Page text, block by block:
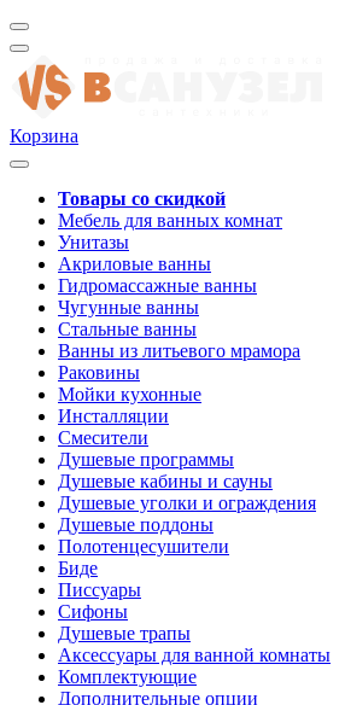
Корзина
Товары со скидкой
Мебель для ванных комнат
Унитазы
Акриловые ванны
Гидромассажные ванны
Чугунные ванны
Стальные ванны
Ванны из литьевого мрамора
Раковины
Мойки кухонные
Инсталляции
Смесители
Душевые программы
Душевые кабины и сауны
Душевые уголки и ограждения
Душевые поддоны
Полотенцесушители
Биде
Писсуары
Сифоны
Душевые трапы
Аксессуары для ванной комнаты
Комплектующие
Дополнительные опции